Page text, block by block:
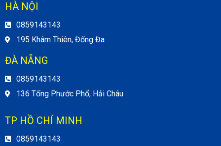
HÀ NỘI
0859143143
195 Khâm Thiên, Đống Đa
ĐÀ NẴNG
0859143143
136 Tống Phước Phổ, Hải Châu
TP HỒ CHÍ MINH
0859143143